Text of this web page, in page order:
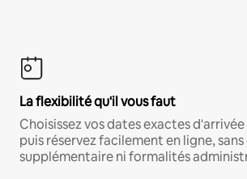
La flexibilité qu'il vous faut
Choisissez vos dates exactes
puis réservez facilement en ligne,
supplémentaire ni formalités